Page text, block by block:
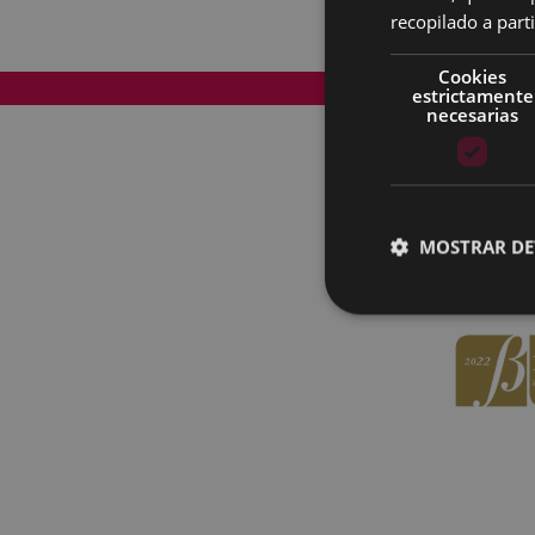
Mapa del Sitio
recopilado a
Cookies
estrictamente
necesarias
MOSTRAR